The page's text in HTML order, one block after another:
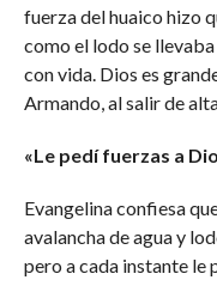
fuerza del huaico hizo
como el lodo se
con vida. Dios es
Armando, al salir de
«Le pedí fuerzas a
Evangelina confiesa
avalancha de agua y
pero a cada instante le